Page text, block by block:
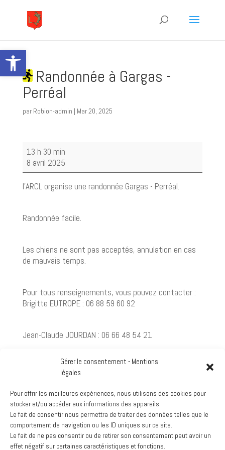
Ouvrir la barre d’outils
Gérer le consentement - Mentions
légales
Pour offrir les meilleures expériences, nous utilisons des cookies pour
stocker et/ou accéder aux informations des appareils.
Le fait de consentir nous permettra de traiter des données telles que le
comportement de navigation ou les ID uniques sur ce site.
Le fait de ne pas consentir ou de retirer son consentement peut avoir un
effet négatif sur certaines caractéristiques et fonctions.
Randonnée à Gargas -
Perréal
par Robion-admin | Mar 20, 2025
Randonnée
Gargas
Perréal
13 h 30 min
8 avril 2025
l'ARCL organise une randonnée Gargas - Perréal.
Randonnée facile.
Les chiens ne sont pas acceptés, annulation en cas
de mauvais temps.
Pour tous renseignements, vous pouvez contacter :
Brigitte EUTROPE : 06 88 59 60 92
Jean-Claude JOURDAN : 06 66 48 54 21
Philippe VEJUX : 06 25 63 93 12
Bill GRAHAMSLAW : 06 88 86 13 99
Google
Voir le calendrier complet